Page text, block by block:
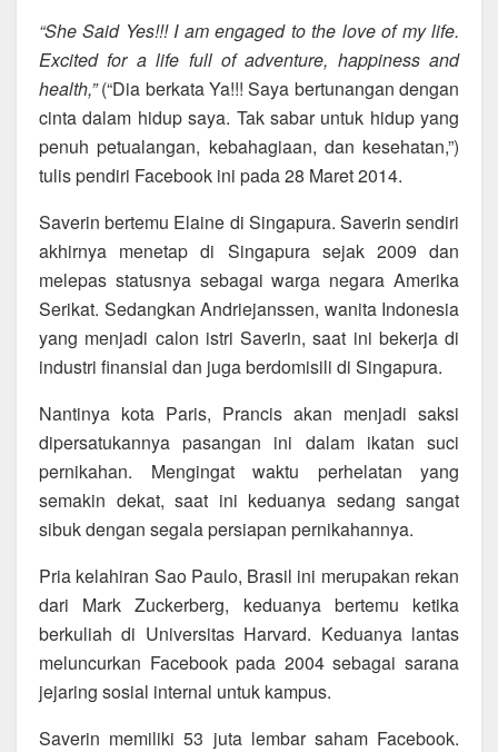
“She Said Yes!!! I am engaged to the love of my life.
Excited for a life full of adventure, happiness and
health,”(“Dia berkata Ya!!! Saya bertunangan dengan
cinta dalam hidup saya. Tak sabar untuk hidup yang
penuh petualangan, kebahagiaan, dan kesehatan,”)
tulis pendiri Facebook ini pada 28 Maret 2014.
Saverin bertemu Elaine di Singapura. Saverin sendiri
akhirnya menetap di Singapura sejak 2009 dan
melepas statusnya sebagai warga negara Amerika
Serikat. Sedangkan Andriejanssen, wanita Indonesia
yang menjadi calon istri Saverin, saat ini bekerja di
industri finansial dan juga berdomisili di Singapura.
Nantinya kota Paris, Prancis akan menjadi saksi
dipersatukannya pasangan ini dalam ikatan suci
pernikahan. Mengingat waktu perhelatan yang
semakin dekat, saat ini keduanya sedang sangat
sibuk dengan segala persiapan pernikahannya.
Pria kelahiran Sao Paulo, Brasil ini merupakan rekan
dari Mark Zuckerberg, keduanya bertemu ketika
berkuliah di Universitas Harvard. Keduanya lantas
meluncurkan Facebook pada 2004 sebagai sarana
jejaring sosial internal untuk kampus.
Saverin memiliki 53 juta lembar saham Facebook.